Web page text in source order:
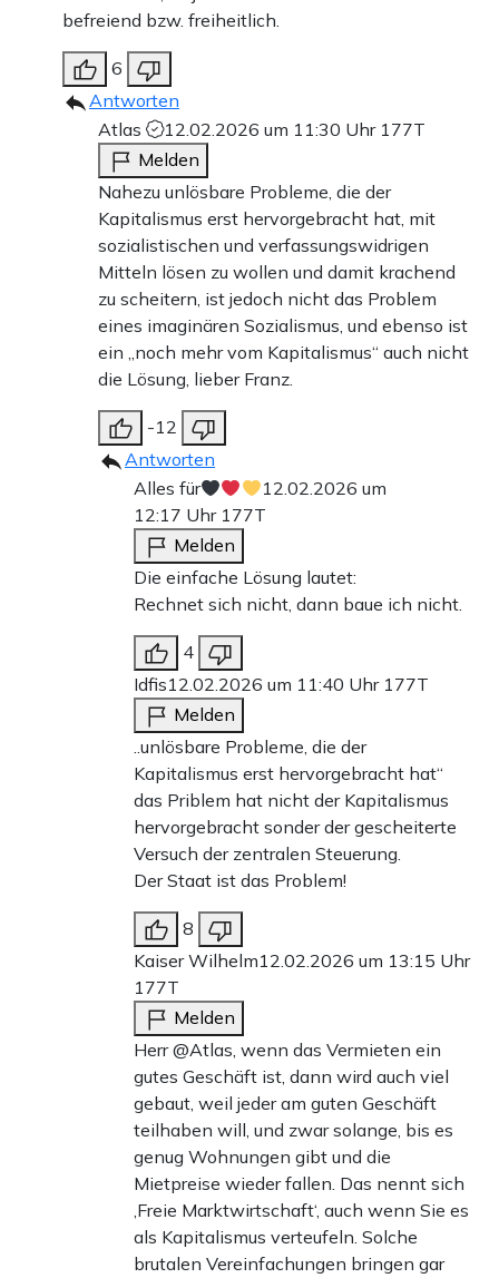
befreiend bzw. freiheitlich.
6
Antworten
Atlas
12.02.2026 um 11:30 Uhr 177T
Melden
Nahezu unlösbare Probleme, die der
Kapitalismus erst hervorgebracht hat, mit
sozialistischen und verfassungswidrigen
Mitteln lösen zu wollen und damit krachend
zu scheitern, ist jedoch nicht das Problem
eines imaginären Sozialismus, und ebenso ist
ein „noch mehr vom Kapitalismus“ auch nicht
die Lösung, lieber Franz.
-12
Antworten
Alles für
12.02.2026 um
12:17 Uhr 177T
Melden
Die einfache Lösung lautet:
Rechnet sich nicht, dann baue ich nicht.
4
Idfis12.02.2026 um 11:40 Uhr 177T
Melden
..unlösbare Probleme, die der
Kapitalismus erst hervorgebracht hat“
das Priblem hat nicht der Kapitalismus
hervorgebracht sonder der gescheiterte
Versuch der zentralen Steuerung.
Der Staat ist das Problem!
8
Kaiser Wilhelm12.02.2026 um 13:15 Uhr
177T
Melden
Herr @Atlas, wenn das Vermieten ein
gutes Geschäft ist, dann wird auch viel
gebaut, weil jeder am guten Geschäft
teilhaben will, und zwar solange, bis es
genug Wohnungen gibt und die
Mietpreise wieder fallen. Das nennt sich
‚Freie Marktwirtschaft‘, auch wenn Sie es
als Kapitalismus verteufeln. Solche
brutalen Vereinfachungen bringen gar